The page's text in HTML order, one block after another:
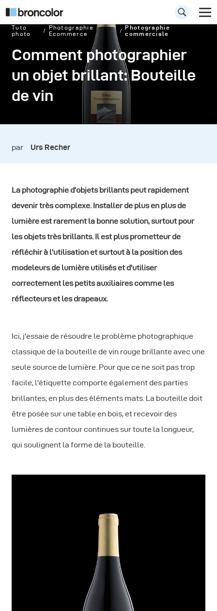
Tuto
photo
Photographie
Ecommerce
Photographie
commerciale
Comment photographier
un objet brillant: Bouteille
de vin
par Urs Recher
La photographie d'objets brillants peut rapidement
devenir très complexe. Installer de plus en plus de
lumière est rarement la bonne solution, surtout pour
les objets très brillants. Il est plus prometteur de
réfléchir à l'utilisation et surtout à la position des
modeleurs de lumière utilisés et d'utiliser
correctement les petits auxiliaires comme les
réflecteurs et les drapeaux.
Ici, j'essaie de résoudre le problème photographique
classique de la bouteille de vin rouge brillante avec une
seule source de lumière. Pour que ce ne soit pas trop
facile, l'étiquette comporte également des parties
brillantes, en plus des éléments mats. La bouteille doit
être posée sur une table en bois, et recevoir des
lumières de contour continues sur toute la longueur,
qui soulignent la forme de la bouteille.